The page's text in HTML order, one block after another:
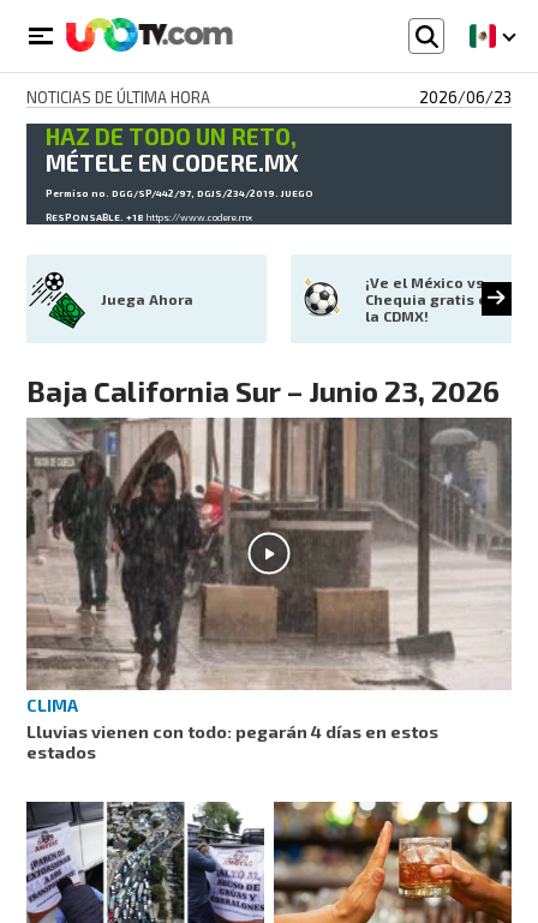
NOTICIAS DE ÚLTIMA HORA 2026/06/23
HAZ DE TODO UN RETO,
MÉTELE EN CODERE.MX
Permiso no. DGG/SP/442/97, DGJS/234/2019. JUEGO
RESPONSABLE. +18https://www.codere.mx
Juega Ahora
¡Ve el México vs
Chequia gratis en
la CDMX!
Baja California Sur – Junio 23, 2026
CLIMA
Lluvias vienen con todo: pegarán 4 días en estos
estados